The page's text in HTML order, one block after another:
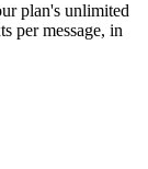
plan's unlimited
per message, in